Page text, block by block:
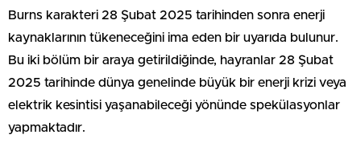
Burns karakteri 28 Şubat 2025 tarihinden sonra enerji
kaynaklarının tükeneceğini ima eden bir uyarıda bulunur.
Bu iki bölüm bir araya getirildiğinde, hayranlar 28 Şubat
2025 tarihinde dünya genelinde büyük bir enerji krizi veya
elektrik kesintisi yaşanabileceği yönünde spekülasyonlar
yapmaktadır.